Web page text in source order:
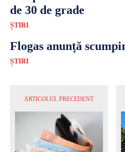
de 30 de grade
ȘTIRI
Flogas anunță
ȘTIRI
ARTICOLUL PRECEDENT